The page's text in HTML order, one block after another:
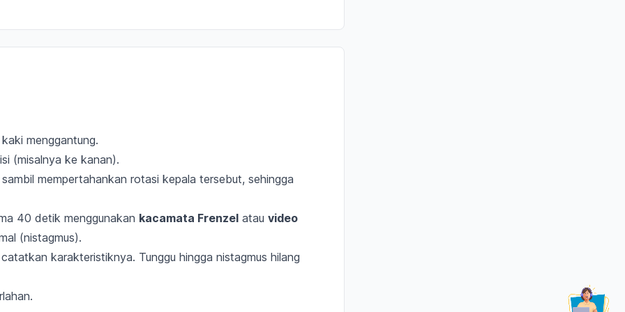
menggantung.
(misalnya ke kanan).
mempertahankan rotasi kepala tersebut, sehingga
40 detik menggunakan kacamata Frenzel atau video
(nistagmus).
karakteristiknya. Tunggu hingga nistagmus hilang